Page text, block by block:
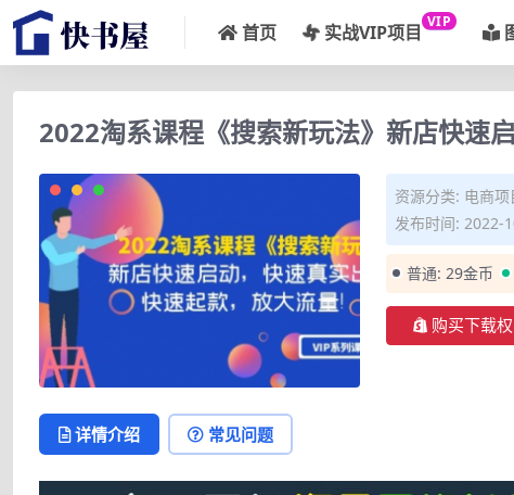
首页 实战VIP项目 VIP
2022淘系课程《搜索新玩法》新店快速
资源分类: 电商项
发布时间: 2022-
普通: 29金币
购买下载
详情介绍 常见问题